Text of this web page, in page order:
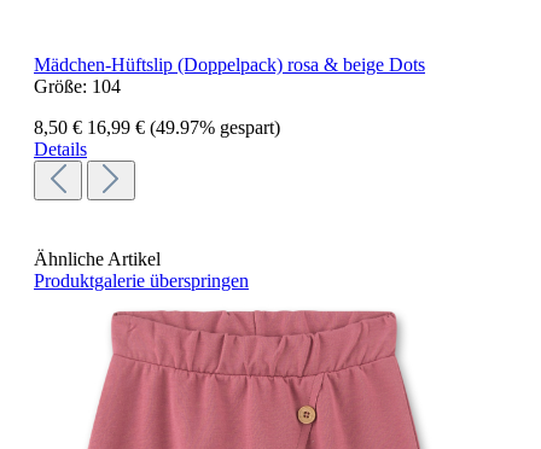
Mädchen-Hüftslip (Doppelpack) rosa & beige Dots
Größe: 104
8,50 € 16,99 € (49.97% gespart)
Details
Ähnliche Artikel
Produktgalerie überspringen